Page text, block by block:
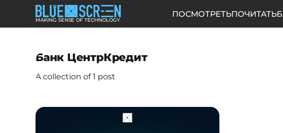
MAKING SENSE OF TECHNOLOGY
ПОСМОТРЕТЬПОЧИТАТЬ
Банк ЦентрКредит
A collection of 1 post